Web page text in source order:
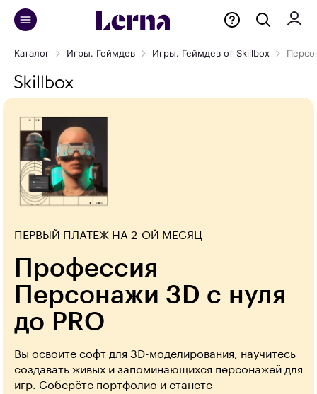
Каталог Игры. Геймдев Игры. Геймдев от Skillbox
ПЕРВЫЙ ПЛАТЕЖ НА 2-ОЙ МЕСЯЦ
Профессия
Персонажи 3D с нуля
до PRO
Вы освоите софт для 3D-моделирования, научитесь
создавать живых и запоминающихся персонажей для
игр. Соберёте портфолио и станете